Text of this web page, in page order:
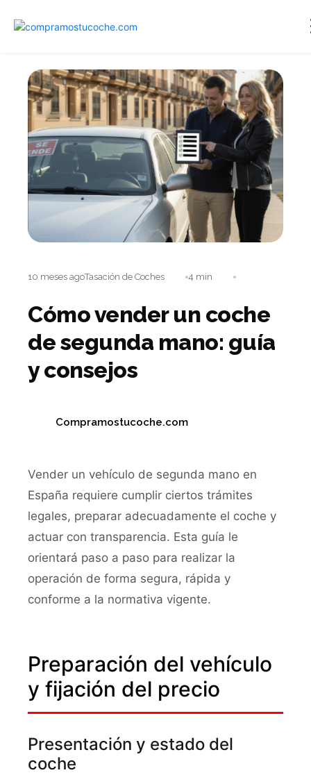
10 meses agoTasación de Coches 4 min
Cómo vender un coche
de segunda mano: guía
y consejos
Compramostucoche.com
Vender un vehículo de segunda mano en
España requiere cumplir ciertos trámites
legales, preparar adecuadamente el coche y
actuar con transparencia. Esta guía le
orientará paso a paso para realizar la
operación de forma segura, rápida y
conforme a la normativa vigente.
Preparación del vehículo
y fijación del precio
Presentación y estado del
coche